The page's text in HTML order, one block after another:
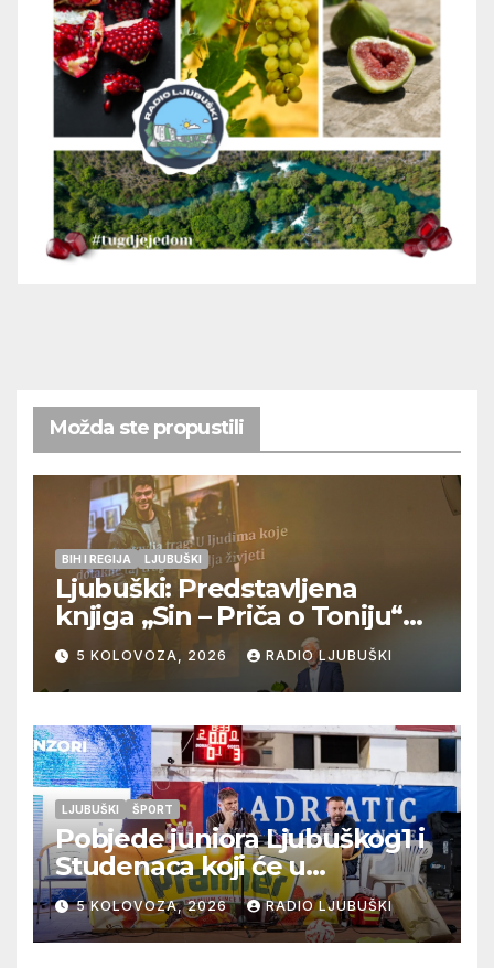
Možda ste propustili
BIH I REGIJA LJUBUŠKI
Ljubuški: Predstavljena
knjiga „Sin – Priča o Toniju“
dr. sc. Zdenka Hercega
5 KOLOVOZA, 2026 RADIO LJUBUŠKI
LJUBUŠKI ŠPORT
Pobjede juniora Ljubuškog1 i
Studenaca koji će u
međusobnom susretu
odlučiti o prvom mjestu u
skupini “A”, seniori Teskere
5 KOLOVOZA, 2026 RADIO LJUBUŠKI